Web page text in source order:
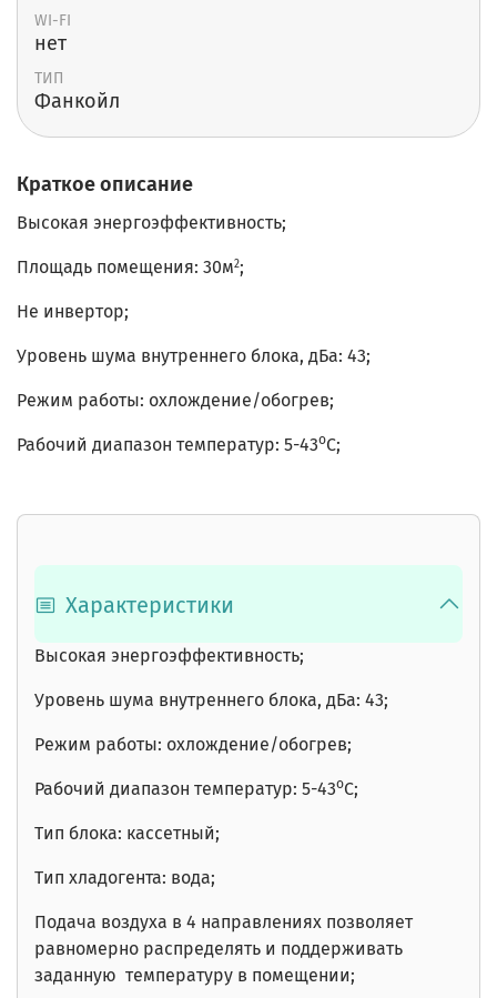
WI-FI
нет
ТИП
Фанкойл
Краткое описание
Высокая энергоэффективность;
Площадь помещения: 30м2;
Не инвертор;
Уровень шума внутреннего блока, дБа: 43;
Режим работы: охлождение/обогрев;
Рабочий диапазон температур: 5-43оС;
Характеристики
Высокая энергоэффективность;
Уровень шума внутреннего блока, дБа: 43;
Режим работы: охлождение/обогрев;
Рабочий диапазон температур: 5-43оС;
Тип блока: кассетный;
Тип хладогента: вода;
Подача воздуха в 4 направлениях позволяет
равномерно распределять и поддерживать
заданную температуру в помещении;